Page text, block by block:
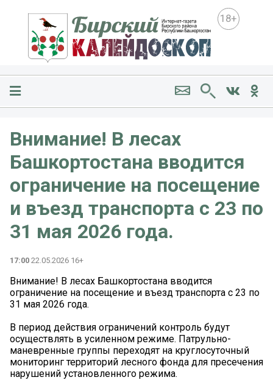
18+
Внимание! В лесах
Башкортостана вводится
ограничение на посещение
и въезд транспорта с 23 по
31 мая 2026 года.
17:00 22.05.2026 16+
Внимание! В лесах Башкортостана вводится
ограничение на посещение и въезд транспорта с 23 по
31 мая 2026 года.
В период действия ограничений контроль будут
осуществлять в усиленном режиме. Патрульно-
маневренные группы переходят на круглосуточный
мониторинг территорий лесного фонда для пресечения
нарушений установленного режима.